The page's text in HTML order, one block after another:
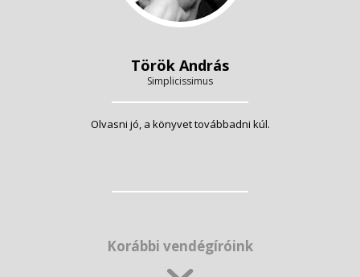
Török András
Simplicissimus
Olvasni jó, a könyvet továbbadni kúl.
Korábbi vendégíróink